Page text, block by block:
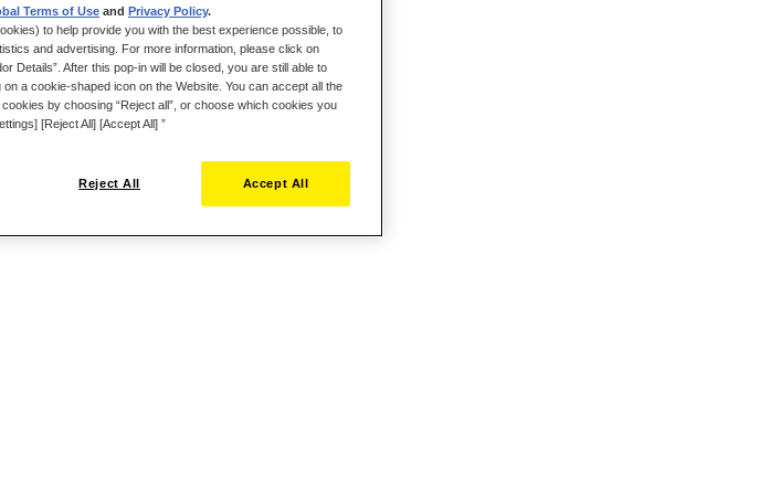
CREAR UNA CUENTA
Terms of Use and Privacy Policy.
to help provide you with the best experience possible, to
and advertising. For more information, please click on
Details”. After this pop-in will be closed, you are still able to
a cookie-shaped icon on the Website. You can accept all the
by choosing “Reject all”, or choose which cookies you
[Reject All] [Accept All] ”
Reject All Accept All